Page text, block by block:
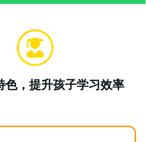
色，提升孩子学习效率